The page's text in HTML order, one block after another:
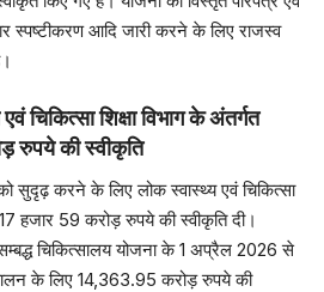
आदि जारी करने के लिए राजस्व
चिकित्सा शिक्षा विभाग के अंतर्गत
रुपये की स्वीकृति
सुदृढ़ करने के लिए लोक स्वास्थ्य एवं चिकित्सा
हजार 59 करोड़ रुपये की स्वीकृति दी।
चिकित्सालय योजना के 1 अप्रैल 2026 से
के लिए 14,363.95 करोड़ रुपये की